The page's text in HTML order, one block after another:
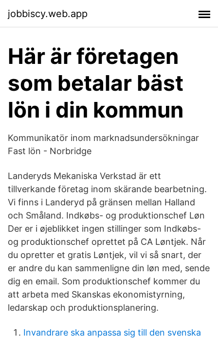
jobbiscy.web.app
Här är företagen
som betalar bäst
lön i din kommun
Kommunikatör inom marknadsundersökningar
Fast lön - Norbridge
Landeryds Mekaniska Verkstad är ett
tillverkande företag inom skärande bearbetning.
Vi finns i Landeryd på gränsen mellan Halland
och Småland. Indkøbs- og produktionschef Løn
Der er i øjeblikket ingen stillinger som Indkøbs-
og produktionschef oprettet på CA Løntjek. Når
du opretter et gratis Løntjek, vil vi så snart, der
er andre du kan sammenligne din løn med, sende
dig en email. Som produktionschef kommer du
att arbeta med Skanskas ekonomistyrning,
ledarskap och produktionsplanering.
Invandrare ska anpassa sig till den svenska